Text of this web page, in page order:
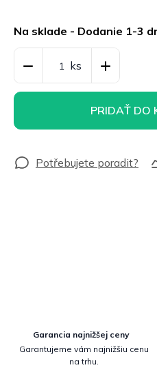
cena:
Na sklade - Dodanie 1-3
PRIDAŤ DO
Garancia najnižšej ceny
Garantujeme vám najnižšiu cenu
na trhu.